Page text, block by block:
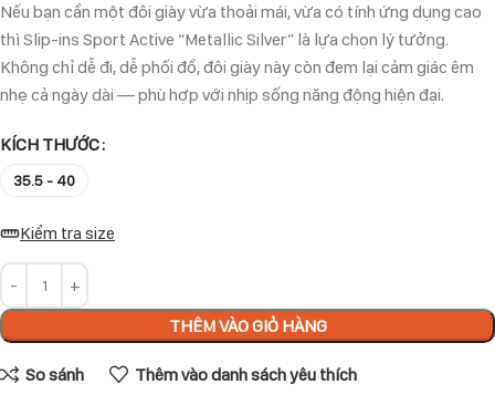
Nếu bạn cần một đôi giày vừa thoải mái, vừa có tính ứng dụng cao
thì Slip-ins Sport Active “Metallic Silver” là lựa chọn lý tưởng.
Không chỉ dễ đi, dễ phối đồ, đôi giày này còn đem lại cảm giác êm
nhẹ cả ngày dài — phù hợp với nhịp sống năng động hiện đại.
KÍCH THƯỚC
35.5 - 40
Kiểm tra size
THÊM VÀO GIỎ HÀNG
So sánh Thêm vào danh sách yêu thích